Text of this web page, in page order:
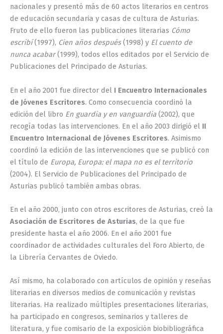
nacionales y presentó más de 60 actos literarios en centros
de educación secundaria y casas de cultura de Asturias.
Fruto de ello fueron las publicaciones literarias Cómo
escribí(1997), Cien años después(1998) y El cuento de
nunca acabar(1999), todos ellos editados por el Servicio de
Publicaciones del Principado de Asturias.
En el año 2001 fue director del I Encuentro Internacionales
de Jóvenes Escritores. Como consecuencia coordinó la
edición del libro En guardia y en vanguardia (2002), que
recogía todas las intervenciones. En el año 2003 dirigió el II
Encuentro Internacional de Jóvenes Escritores. Asimismo
coordinó la edición de las intervenciones que se publicó con
el título de Europa, Europa: el mapa no es el territorio
(2004). El Servicio de Publicaciones del Principado de
Asturias publicó también ambas obras.
En el año 2000, junto con otros escritores de Asturias, creó la
Asociación de Escritores de Asturias, de la que fue
presidente hasta el año 2006. En eI año 2001 fue
coordinador de actividades culturales del Foro Abierto, de
la Librería Cervantes de Oviedo.
Así mismo, ha colaborado con artículos de opinión y reseñas
literarias en diversos medios de comunicación y revistas
literarias. Ha realizado múltiples presentaciones literarias,
ha participado en congresos, seminarios y talleres de
literatura, y fue comisario de la exposición biobibliográfica